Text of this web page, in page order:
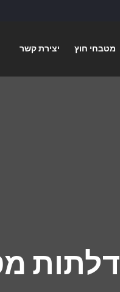
מטבחי חוץ יצירת קשר
דלתות